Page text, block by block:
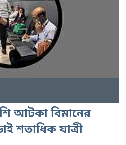
আটকা বিমানের
শতাধিক যাত্রী